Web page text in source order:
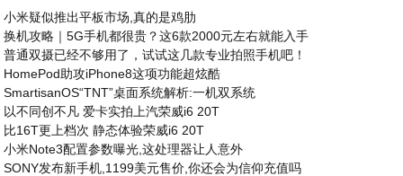
小米疑似推出平板市场,真的是鸡肋
换机攻略｜5G手机都很贵？这6款2000元左右就能入手
普通双摄已经不够用了，试试这几款专业拍照手机吧！
HomePod助攻iPhone8这项功能超炫酷
SmartisanOS“TNT”桌面系统解析:一机双系统
以不同创不凡 爱卡实拍上汽荣威i6 20T
比16T更上档次 静态体验荣威i6 20T
小米Note3配置参数曝光,这处理器让人意外
SONY发布新手机,1199美元售价,你还会为信仰充值吗